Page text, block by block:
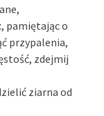
, pamiętając o
przypalenia,
zdejmij
ziarna od